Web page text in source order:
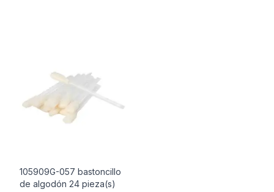
105909G-057 bastoncillo
de algodón 24 pieza(s)